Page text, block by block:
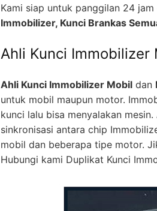
Kami siap untuk panggilan 24
Immobilizer, Kunci Brankas
Ahli Kunci
Ahli Kunci Immobilizer Mobil dan
untuk mobil maupun motor.
kunci lalu bisa menyalakan
sinkronisasi antara chip
mobil dan beberapa tipe motor.
Hubungi kami Duplikat Kunci